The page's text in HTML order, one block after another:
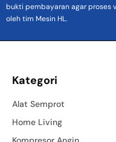
bukti pembayaran agar proses
oleh tim Mesin HL.
Kategori
Alat Semprot
Home Living